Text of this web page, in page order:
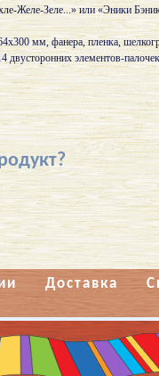
Желе-Зеле...» или «Эники
мм, фанера, пленка,
двусторонних элементов-
Доставка